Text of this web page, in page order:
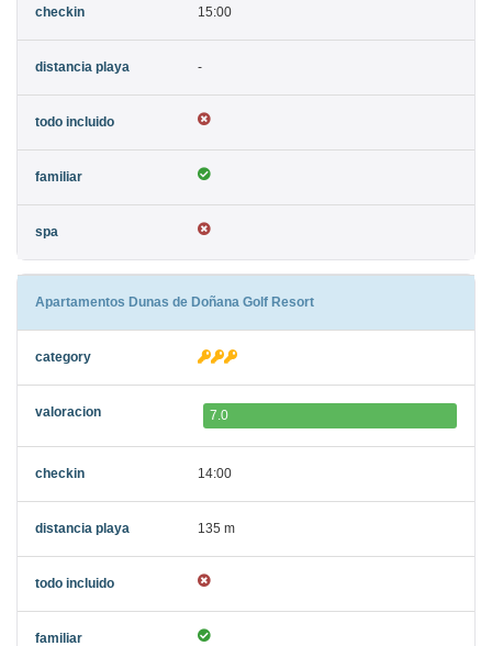
15:00
-
Apartamentos Dunas de Doñana Golf Resort
7.0
14:00
135 m